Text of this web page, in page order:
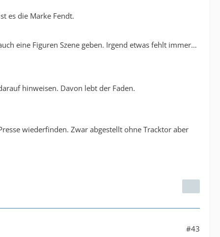
es die Marke Fendt.
eine Figuren Szene geben. Irgend etwas fehlt immer…
hinweisen. Davon lebt der Faden.
wiederfinden. Zwar abgestellt ohne Tracktor aber
#43